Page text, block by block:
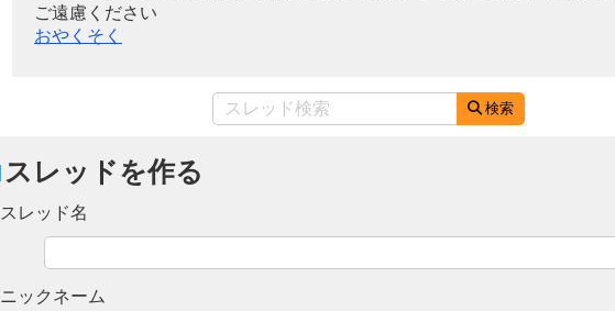
ご遠慮ください
おやくそく
検索
スレッドを作る
スレッド名
ニックネーム